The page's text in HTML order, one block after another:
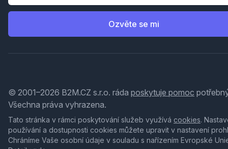
Ozvěte se mi
© 2001–2026 B2M.CZ s.r.o. ráda poskytuje pomoc
Všechna práva vyhrazena.
Tato stránka v rámci poskytování služeb využívá cookies.
používání a dostupnosti cookies můžete upravit v nastavení
Chráníme Vaše osobní údaje v souladu s nařízením Evropské